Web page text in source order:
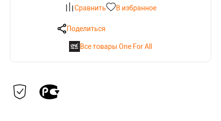
Сравнить В избранное
Поделиться
Все товары One For All